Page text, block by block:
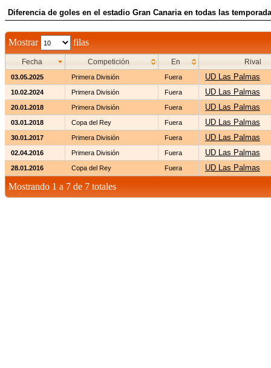
Diferencia de goles en el estadio Gran Canaria en todas las
Mostrar filas
Fecha Competición En Rival
03.05.2025 Primera División Fuera UD Las Palmas
10.02.2024 Primera División Fuera UD Las Palmas
20.01.2018 Primera División Fuera UD Las Palmas
03.01.2018 Copa del Rey Fuera UD Las Palmas
30.01.2017 Primera División Fuera UD Las Palmas
02.04.2016 Primera División Fuera UD Las Palmas
28.01.2016 Copa del Rey Fuera UD Las Palmas
Mostrando 1 a 7 de 7 totales